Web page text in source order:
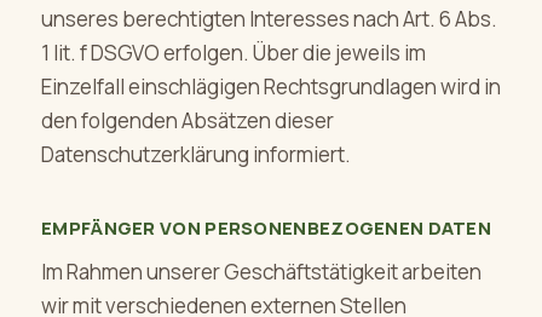
unseres berechtigten Interesses nach Art. 6 Abs.
1 lit. f DSGVO erfolgen. Über die jeweils im
Einzelfall einschlägigen Rechtsgrundlagen wird in
den folgenden Absätzen dieser
Datenschutzerklärung informiert.
EMPFÄNGER VON PERSONENBEZOGENEN DATEN
Im Rahmen unserer Geschäftstätigkeit arbeiten
wir mit verschiedenen externen Stellen